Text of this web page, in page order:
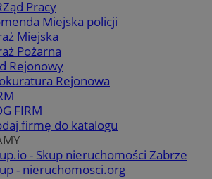
Pracy
Miejska policji
Miejska
Pożarna
Rejonowy
Rejonowa
FIRM
firmę do katalogu
- Skup nieruchomości Zabrze
- nieruchomosci.org